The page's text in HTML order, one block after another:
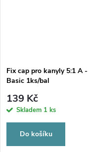
Fix cap pro kanyly 5:1 A -
Basic 1ks/bal
139 Kč
Skladem 1 ks
Do košíku